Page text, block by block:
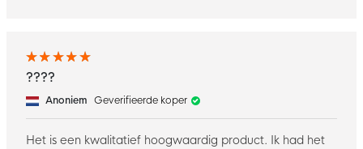
????
Anoniem Geverifieerde koper
Het is een kwalitatief hoogwaardig product. Ik had het